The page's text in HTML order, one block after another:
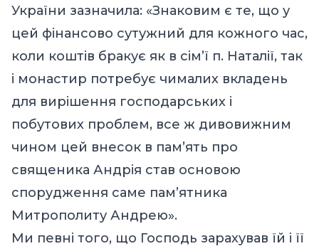
України зазначила: «Знаковим є те, що у
цей фінансово сутужний для кожного час,
коли коштів бракує як в сім’ї п. Наталії, так
і монастир потребує чималих вкладень
для вирішення господарських і
побутових проблем, все ж дивовижним
чином цей внесок в пам’ять про
священика Андрія став основою
спорудження саме пам’ятника
Митрополиту Андрею».
Ми певні того, що Господь зарахував їй і її